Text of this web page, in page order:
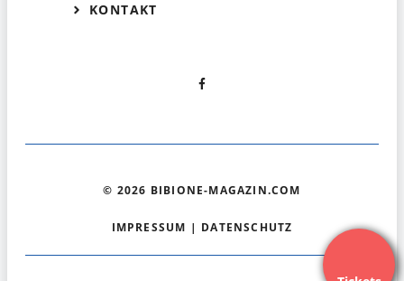
KONTAKT
© 2026 BIBIONE-MAGAZIN.COM
IMPRESSUM | DATENSCHUTZ